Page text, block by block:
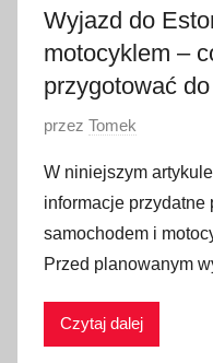
Wyjazd do
motocyklem –
przygotować
O
u
b
l
i
w
przez Tomek
W niniejszym
informacje
samochodem i
Przed planowanym
Czytaj dalej